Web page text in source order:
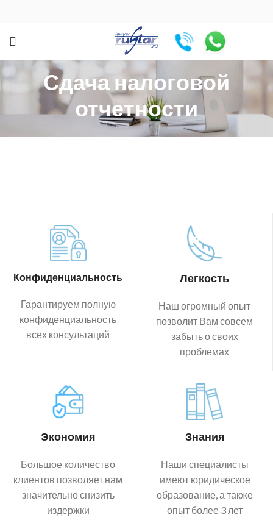
Сдача налоговой
отчетности
Конфиденциальность
Гарантируем полную
конфиденциальность
всех консультаций
Легкость
Наш огромный опыт
позволит Вам совсем
забыть о своих
проблемах
Экономия
Большое количество
клиентов позволяет нам
значительно снизить
издержки
Знания
Наши специалисты
имеют юридическое
образование, а также
опыт более 3 лет